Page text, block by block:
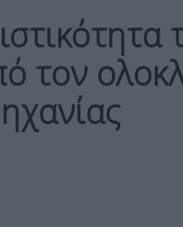
τον